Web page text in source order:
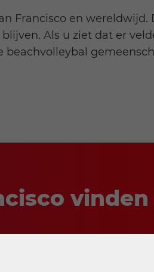
Francisco en
Als u ziet dat er